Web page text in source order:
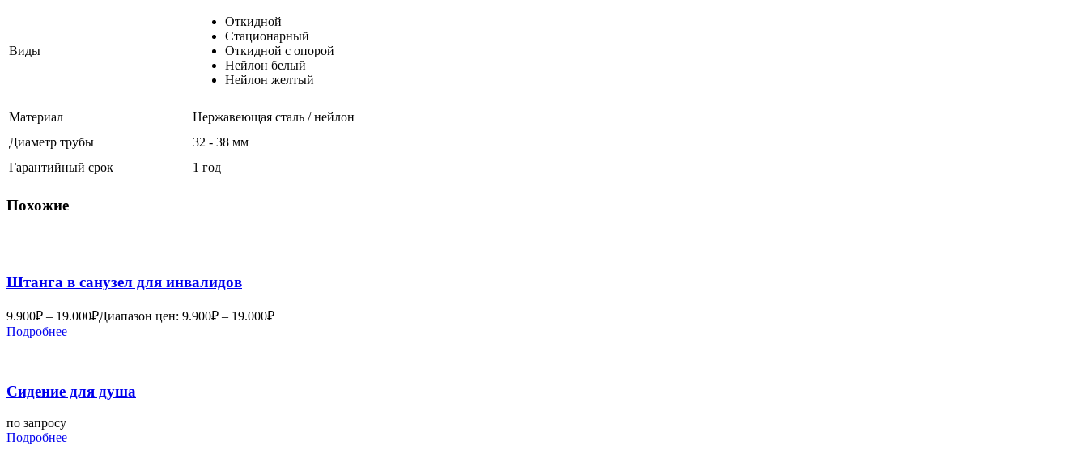
Виды
Откидной
Стационарный
Откидной с опорой
Нейлон белый
Нейлон желтый
Материал
Нержавеющая сталь / нейлон
Диаметр трубы
32 - 38 мм
Гарантийный срок
1 год
Похожие
Штанга в санузел для инвалидов
9.900₽ – 19.000₽Диапазон цен: 9.900₽ – 19.000₽
Подробнее
Сидение для душа
по запросу
Подробнее